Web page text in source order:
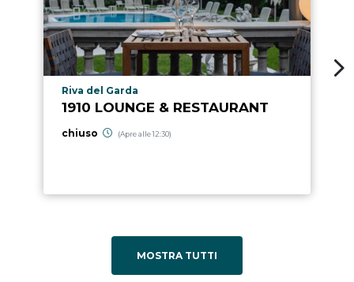
Località punto di interesse
Riva del Garda
1910 LOUNGE & RESTAURANT
chiuso (Apre alle 12:30)
MOSTRA TUTTI